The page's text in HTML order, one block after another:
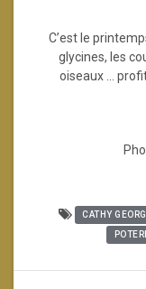
C’est le
glycines, les
oiseaux …
CATHY GEORG